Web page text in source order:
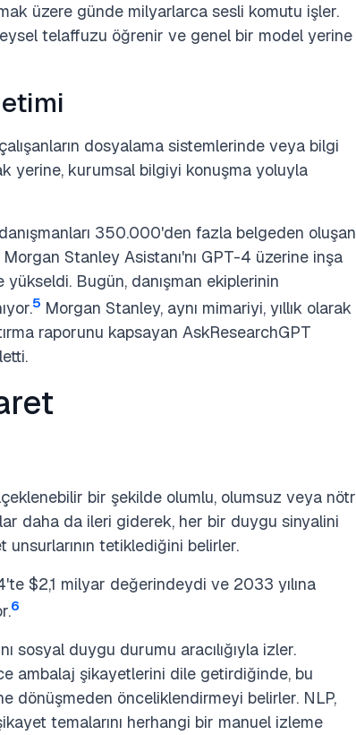
üzere günde milyarlarca sesli komutu işler.
telaffuzu öğrenir ve genel bir model yerine
dosyalama sistemlerinde veya bilgi
yerine, kurumsal bilgiyi konuşma yoluyla
350.000'den fazla belgeden oluşan
Stanley Asistanı'nı GPT-4 üzerine inşa
Bugün, danışman ekiplerinin
5 Morgan Stanley, aynı mimariyi, yıllık olarak
raporunu kapsayan AskResearchGPT
bir şekilde olumlu, olumsuz veya nötr
daha da ileri giderek, her bir duygu sinyalini
tetiklediğini belirler.
$2,1 milyar değerindeydi ve 2033 yılına
6
sosyal duygu durumu aracılığıyla izler.
ambalaj şikayetlerini dile getirdiğinde, bu
dönüşmeden önceliklendirmeyi belirler. NLP,
temalarını herhangi bir manuel izleme